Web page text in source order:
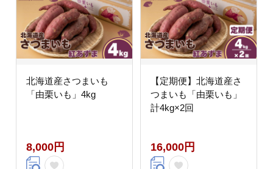
北海道産さつまいも
「由栗いも」4kg
8,000円
【定期便】北海道産さ
つまいも「由栗いも」
計4kg×2回
16,000円